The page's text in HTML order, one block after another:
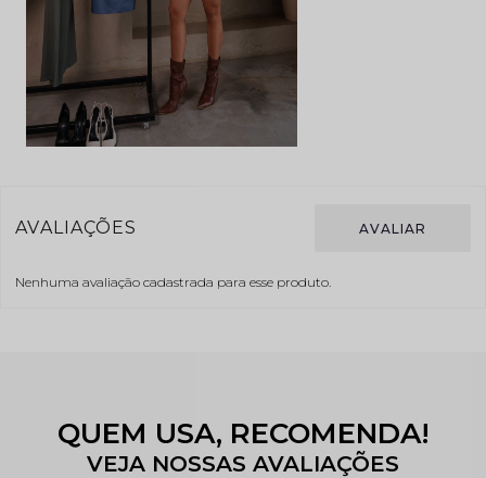
Nenhuma avaliação cadastrada para esse produto.
QUEM USA, RECOMENDA!
VEJA NOSSAS AVALIAÇÕES